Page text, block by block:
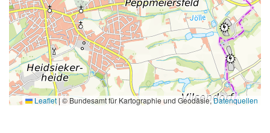
Leaflet | © Bundesamt für Kartographie und Geodäsie,Datenquellen